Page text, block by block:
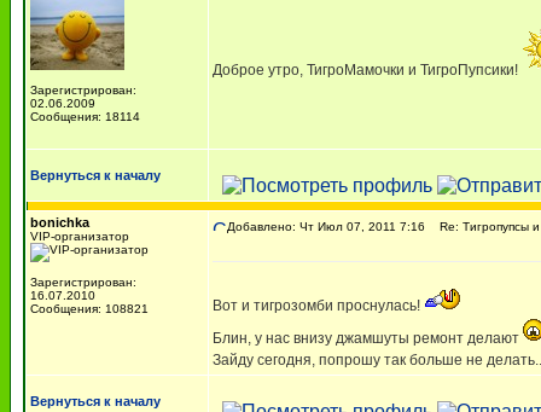
Зарегистрирован:
02.06.2009
Сообщения: 18114
Доброе утро, ТигроМамочки и ТигроПупсики!
Вернуться к началу
bonichka
VIP-организатор
Зарегистрирован:
16.07.2010
Сообщения: 108821
Добавлено: Чт Июл 07, 2011 7:16 Re: Тигропупсы
Вот и тигрозомби проснулась!
Блин, у нас внизу джамшуты ремонт делают
Зайду сегодня, попрошу так больше не
Вернуться к началу